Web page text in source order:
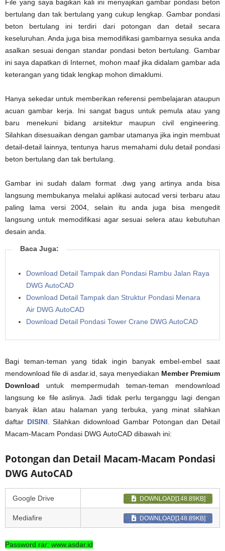
File yang saya bagikan kali ini menyajikan gambar pondasi beton
bertulang dan tak bertulang yang cukup lengkap. Gambar pondasi
beton bertulang ini terdiri dari potongan dan detail secara
keseluruhan. Anda juga bisa memodifikasi gambarnya sesuka anda
asalkan sesuai dengan standar pondasi beton bertulang. Gambar
ini saya dapatkan di Internet, mohon maaf jika didalam gambar ada
keterangan yang tidak lengkap mohon dimaklumi.
Hanya sekedar untuk memberikan referensi pembelajaran ataupun
acuan gambar kerja. Ini sangat bagus untuk pemula atau yang
baru menekuni bidang arsitektur maupun civil engineering.
Silahkan disesuaikan dengan gambar utamanya jika ingin membuat
detail-detail lainnya, tentunya harus memahami dulu detail pondasi
beton bertulang dan tak bertulang.
Gambar ini sudah dalam format .dwg yang artinya anda bisa
langsung membukanya melalui aplikasi autocad versi terbaru atau
paling lama versi 2004, selain itu anda juga bisa mengedit
langsung untuk memodifikasi agar sesuai selera atau kebutuhan
desain anda.
Baca Juga:
Download Detail Tampak dan Pondasi Rambu Jalan Raya
DWG AutoCAD
Download Detail Tampak dan Struktur Pondasi Menara
Air DWG AutoCAD
Download Detail Pondasi Tower Crane DWG AutoCAD
Bagi teman-teman yang tidak ingin banyak embel-embel saat
mendownload file di asdar.id, saya menyediakan Member Premium
Download untuk mempermudah teman-teman mendownload
langsung ke file aslinya. Jadi tidak perlu terganggu lagi dengan
banyak iklan atau halaman yang terbuka, yang minat silahkan
daftar DISINI . Silahkan didownload Gambar Potongan dan Detail
Macam-Macam Pondasi DWG AutoCAD dibawah ini:
Potongan dan Detail Macam-Macam Pondasi
DWG AutoCAD
Google Drive DOWNLOAD[148.89KB]
Mediafire DOWNLOAD[148.89KB]
Password rar: www.asdar.id